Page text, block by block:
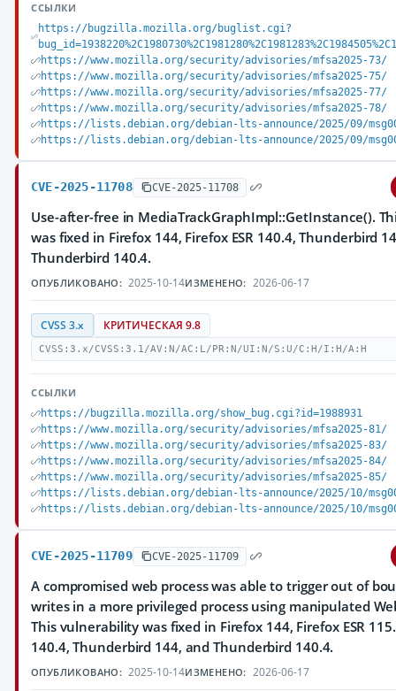
ССЫЛКИ
https://bugzilla.mozilla.org/buglist.cgi?
https://www.mozilla.org/security/advisories/mfsa2025-73/
https://www.mozilla.org/security/advisories/mfsa2025-75/
https://www.mozilla.org/security/advisories/mfsa2025-77/
https://www.mozilla.org/security/advisories/mfsa2025-78/
https://lists.debian.org/debian-lts-announce/2025/09/
https://lists.debian.org/debian-lts-announce/2025/09/
CVE-2025-11708 CVE-2025-11708
Use-after-free in MediaTrackGraphImpl::GetInstance().
was fixed in Firefox 144, Firefox ESR 140.4, Thunderbird
Thunderbird 140.4.
ОПУБЛИКОВАНО: 2025-10-14ИЗМЕНЕНО: 2026-06-17
CVSS 3.x КРИТИЧЕСКАЯ 9.8
CVSS:3.x/CVSS:3.1/AV:N/AC:L/PR:N/UI:N/S:U/C:H/I:H/A:H
ССЫЛКИ
https://bugzilla.mozilla.org/show_bug.cgi?id=1988931
https://www.mozilla.org/security/advisories/mfsa2025-81/
https://www.mozilla.org/security/advisories/mfsa2025-83/
https://www.mozilla.org/security/advisories/mfsa2025-84/
https://www.mozilla.org/security/advisories/mfsa2025-85/
https://lists.debian.org/debian-lts-announce/2025/10/
https://lists.debian.org/debian-lts-announce/2025/10/
CVE-2025-11709 CVE-2025-11709
A compromised web process was able to trigger out of
writes in a more privileged process using manipulated
This vulnerability was fixed in Firefox 144, Firefox ESR
140.4, Thunderbird 144, and Thunderbird 140.4.
ОПУБЛИКОВАНО: 2025-10-14ИЗМЕНЕНО: 2026-06-17